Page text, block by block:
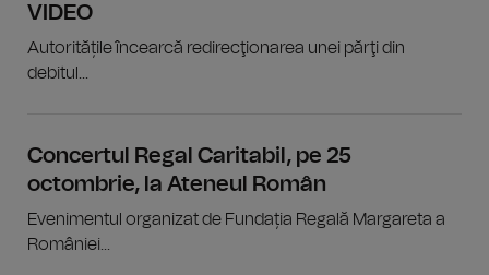
VIDEO
Autoritățile încearcă redirecţionarea unei părţi din
debitul...
Concertul Regal Caritabil, pe 25
octombrie, la Ateneul Român
Evenimentul organizat de Fundația Regală Margareta a
României...